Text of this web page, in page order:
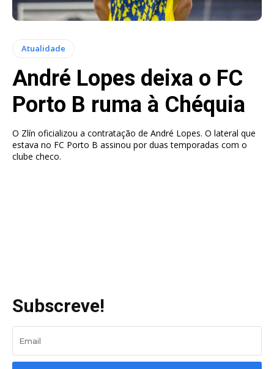
Atualidade
André Lopes deixa o FC
Porto B ruma à Chéquia
O Zlín oficializou a contratação de André Lopes. O lateral que
estava no FC Porto B assinou por duas temporadas com o
clube checo.
Subscreve!